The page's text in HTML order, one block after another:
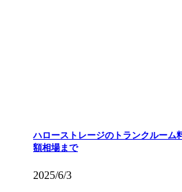
ハローストレージのトランクルーム
額相場まで
2025/6/3